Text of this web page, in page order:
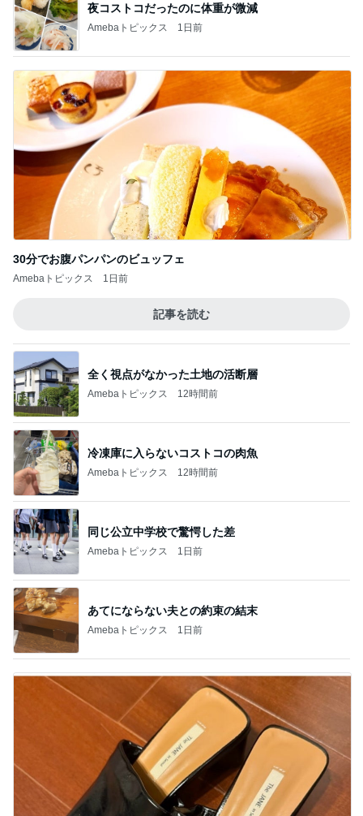
夜コストコだったのに体重が微減
Amebaトピックス 1日前
30分でお腹パンパンのビュッフェ
Amebaトピックス 1日前
記事を読む
全く視点がなかった土地の活断層
Amebaトピックス 12時間前
冷凍庫に入らないコストコの肉魚
Amebaトピックス 12時間前
同じ公立中学校で驚愕した差
Amebaトピックス 1日前
あてにならない夫との約束の結末
Amebaトピックス 1日前